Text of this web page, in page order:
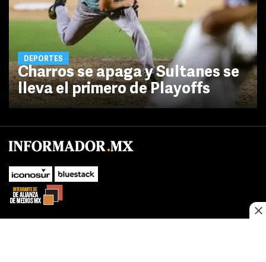
DEPORTES
Charros se apaga y Sultanes se
lleva el primero de Playoffs